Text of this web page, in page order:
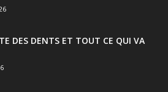
DES DENTS ET TOUT CE QUI VA